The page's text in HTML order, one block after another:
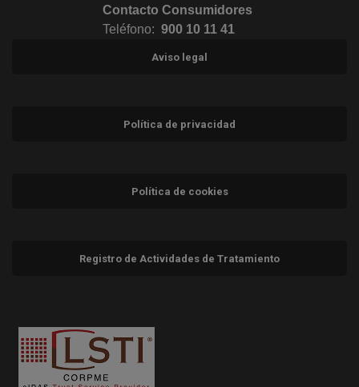
Contacto Consumidores
Teléfono: 900 10 11 41
Aviso legal
Política de privacidad
Política de cookies
Registro de Actividades de Tratamiento